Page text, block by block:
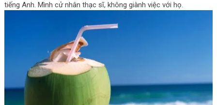
tiếng Anh. Mình cử nhân thạc sĩ, không giành việc với họ.